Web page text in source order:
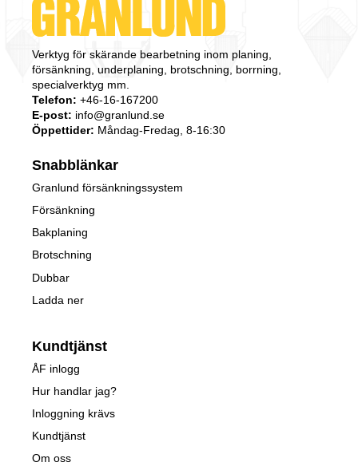
Verktyg för skärande bearbetning inom planing,
försänkning, underplaning, brotschning, borrning,
specialverktyg mm.
Telefon: +46-16-167200
E-post: info@granlund.se
Öppettider: Måndag-Fredag, 8-16:30
Snabblänkar
Granlund försänkningssystem
Försänkning
Bakplaning
Brotschning
Dubbar
Ladda ner
Kundtjänst
ÅF inlogg
Hur handlar jag?
Inloggning krävs
Kundtjänst
Om oss